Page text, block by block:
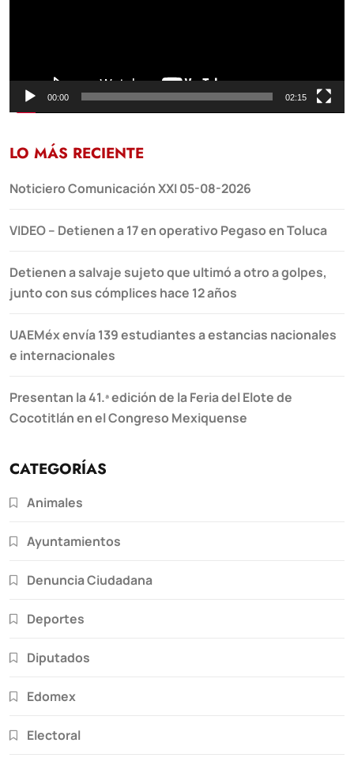
00:00 02:15
LO MÁS RECIENTE
Noticiero Comunicación XXI 05-08-2026
VIDEO – Detienen a 17 en operativo Pegaso en Toluca
Detienen a salvaje sujeto que ultimó a otro a golpes,
junto con sus cómplices hace 12 años
UAEMéx envía 139 estudiantes a estancias nacionales
e internacionales
Presentan la 41.ª edición de la Feria del Elote de
Cocotitlán en el Congreso Mexiquense
CATEGORÍAS
Animales
Ayuntamientos
Denuncia Ciudadana
Deportes
Diputados
Edomex
Electoral